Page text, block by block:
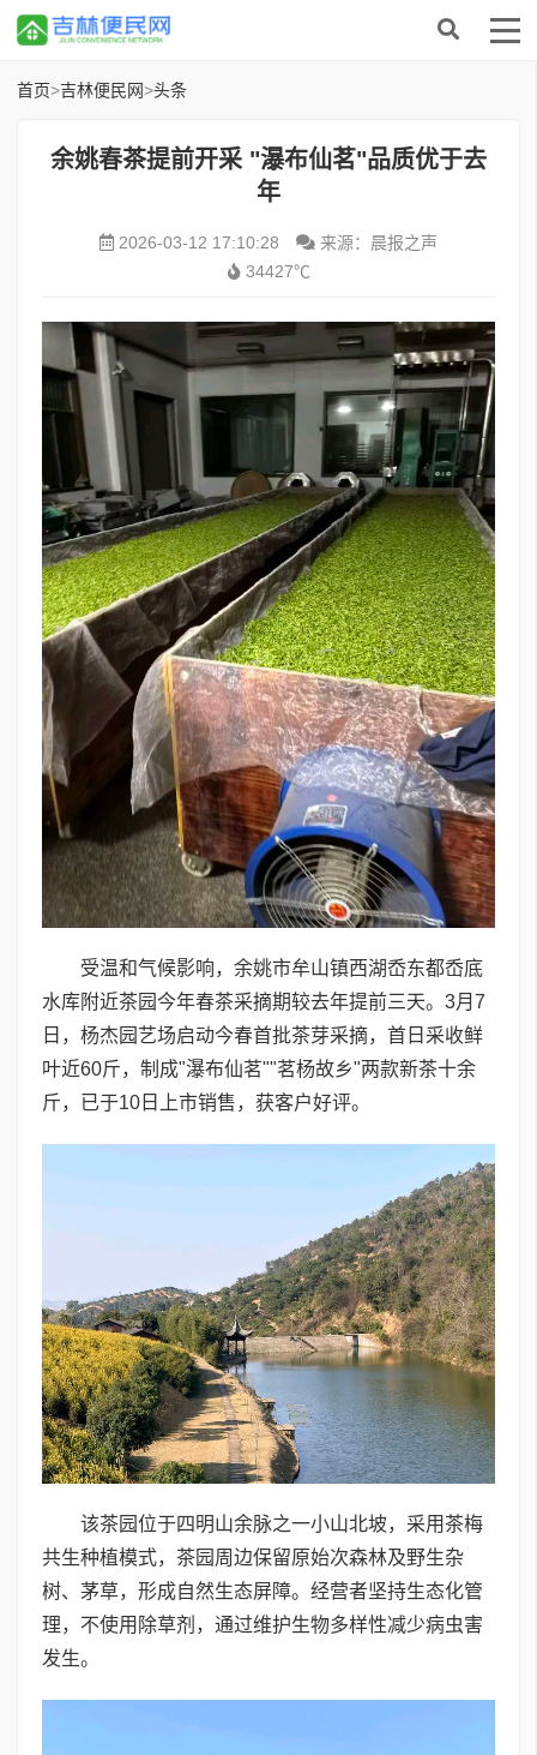
首页>吉林便民网>头条
余姚春茶提前开采 "瀑布仙茗"品质优于去
年
2026-03-12 17:10:28
来源：晨报之声
34427℃
受温和气候影响，余姚市牟山镇西湖岙东都岙底
水库附近茶园今年春茶采摘期较去年提前三天。3月7
日，杨杰园艺场启动今春首批茶芽采摘，首日采收鲜
叶近60斤，制成"瀑布仙茗""茗杨故乡"两款新茶十余
斤，已于10日上市销售，获客户好评。
该茶园位于四明山余脉之一小山北坡，采用茶梅
共生种植模式，茶园周边保留原始次森林及野生杂
树、茅草，形成自然生态屏障。经营者坚持生态化管
理，不使用除草剂，通过维护生物多样性减少病虫害
发生。